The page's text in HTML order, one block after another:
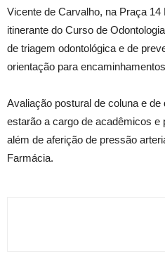
Vicente de Carvalho, na Praça
itinerante do Curso de
de triagem odontológica e de
orientação para
Avaliação postural de coluna e
estarão a cargo de acadêmicos e
além de aferição de pressão
Farmácia.